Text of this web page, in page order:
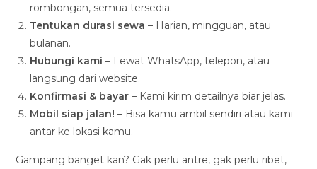
rombongan, semua tersedia.
Tentukan durasi sewa – Harian, mingguan, atau
bulanan.
Hubungi kami – Lewat WhatsApp, telepon, atau
langsung dari website.
Konfirmasi & bayar – Kami kirim detailnya biar jelas.
Mobil siap jalan! – Bisa kamu ambil sendiri atau kami
antar ke lokasi kamu.
Gampang banget kan? Gak perlu antre, gak perlu ribet,